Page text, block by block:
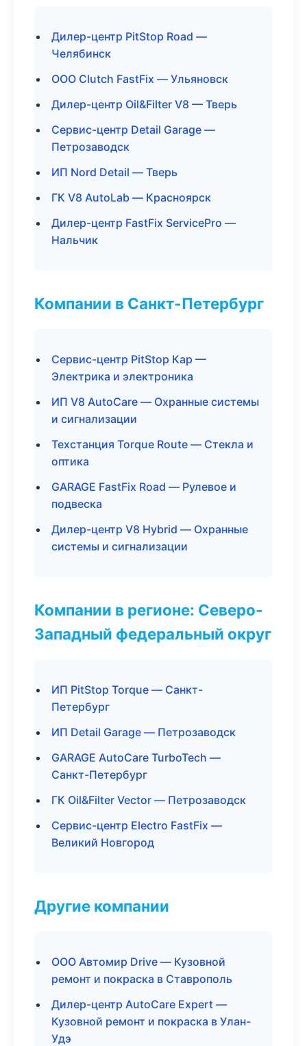
Дилер-центр PitStop Road —
Челябинск
ООО Clutch FastFix — Ульяновск
Дилер-центр Oil&Filter V8 — Тверь
Сервис-центр Detail Garage —
Петрозаводск
ИП Nord Detail — Тверь
ГК V8 AutoLab — Красноярск
Дилер-центр FastFix ServicePro —
Нальчик
Компании в Санкт-Петербург
Сервис-центр PitStop Кар —
Электрика и электроника
ИП V8 AutoCare — Охранные системы
и сигнализации
Техстанция Torque Route — Стекла и
оптика
GARAGE FastFix Road — Рулевое и
подвеска
Дилер-центр V8 Hybrid — Охранные
системы и сигнализации
Компании в регионе: Северо-
Западный федеральный округ
ИП PitStop Torque — Санкт-
Петербург
ИП Detail Garage — Петрозаводск
GARAGE AutoCare TurboTech —
Санкт-Петербург
ГК Oil&Filter Vector — Петрозаводск
Сервис-центр Electro FastFix —
Великий Новгород
Другие компании
ООО Автомир Drive — Кузовной
ремонт и покраска в Ставрополь
Дилер-центр AutoCare Expert —
Кузовной ремонт и покраска в Улан-
Удэ